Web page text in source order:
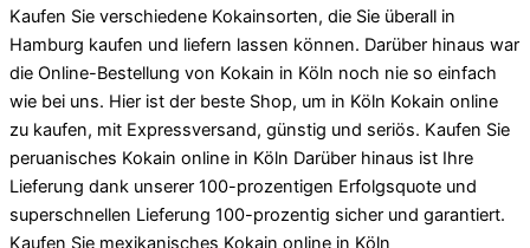
Kaufen Sie verschiedene Kokainsorten, die Sie überall in
Hamburg kaufen und liefern lassen können. Darüber hinaus war
die Online-Bestellung von Kokain in Köln noch nie so einfach
wie bei uns. Hier ist der beste Shop, um in Köln Kokain online
zu kaufen, mit Expressversand, günstig und seriös. Kaufen Sie
peruanisches Kokain online in Köln Darüber hinaus ist Ihre
Lieferung dank unserer 100-prozentigen Erfolgsquote und
superschnellen Lieferung 100-prozentig sicher und garantiert.
Kaufen Sie mexikanisches Kokain online in Köln